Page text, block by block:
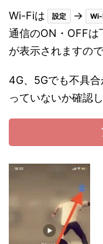
Wi-Fiは 設定 →
通信のON・OFFは
が表示されますので
4G、5Gでも不具
っていないか確認